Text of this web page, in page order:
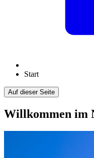
Start
Auf dieser Seite
Willkommen im